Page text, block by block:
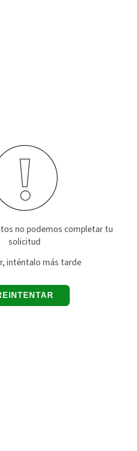
no podemos completar tu
solicitud
inténtalo más tarde